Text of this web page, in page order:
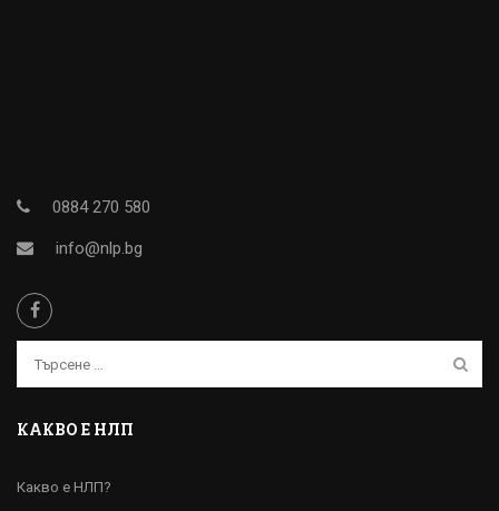
0884 270 580
info@nlp.bg
КАКВО Е НЛП
Какво е НЛП?